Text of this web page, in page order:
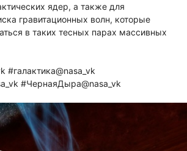
ядер, а также для
гравитационных волн, которые
в таких тесных парах массивных
#галактика@nasa_vk
#ЧернаяДыра@nasa_vk